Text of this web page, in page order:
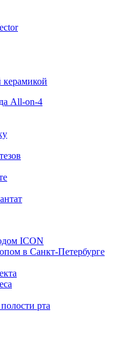
All‑on‑4
ICON
в Санкт-Петербурге
рта